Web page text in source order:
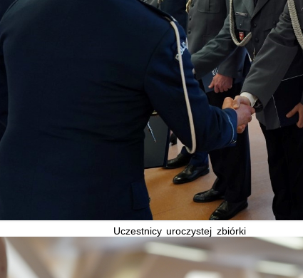
Uczestnicy uroczystej zbiórki